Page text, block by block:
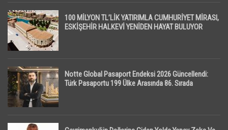
100 MİLYON TL’LİK YATIRIMLA CUMHURİYET MİRASI,
ESKİŞEHİR HALKEVİ YENİDEN HAYAT BULUYOR
Notte Global Pasaport Endeksi 2026 Güncellendi:
Türk Pasaportu 199 Ülke Arasında 86. Sırada